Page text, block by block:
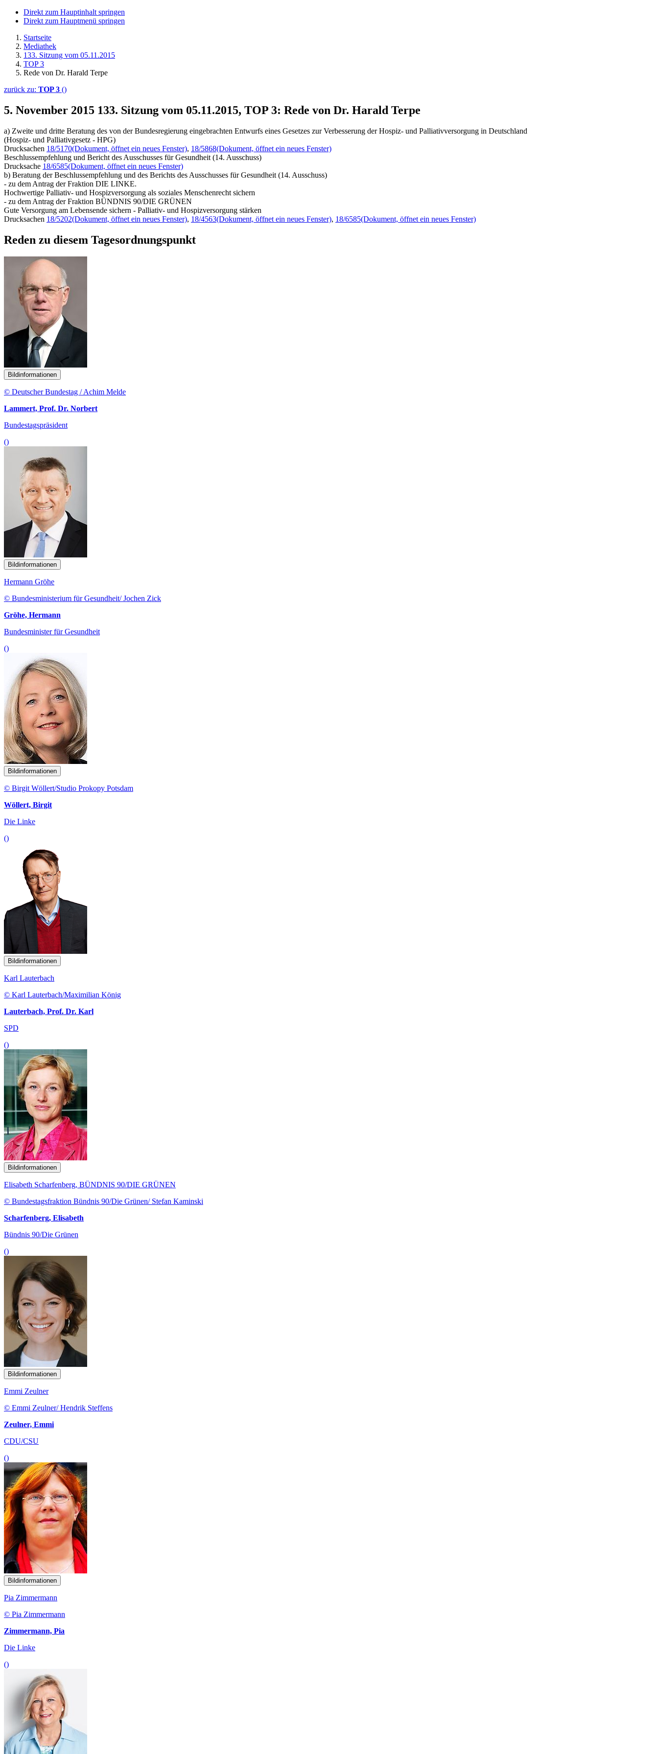
Direkt zum Hauptinhalt springen
Direkt zum Hauptmenü springen
Startseite
Mediathek
133. Sitzung vom 05.11.2015
TOP 3
Rede von Dr. Harald Terpe
zurück zu: TOP 3 ()
5. November 2015 133. Sitzung vom 05.11.2015, TOP 3: Rede von Dr. Harald Terpe
a) Zweite und dritte Beratung des von der Bundesregierung eingebrachten Entwurfs eines Gesetzes zur Verbesserung der Hospiz- und Palliativversorgung in Deutschland
(Hospiz- und Palliativgesetz - HPG)
Drucksachen 18/5170(Dokument, öffnet ein neues Fenster), 18/5868(Dokument, öffnet ein neues Fenster)
Beschlussempfehlung und Bericht des Ausschusses für Gesundheit (14. Ausschuss)
Drucksache 18/6585(Dokument, öffnet ein neues Fenster)
b) Beratung der Beschlussempfehlung und des Berichts des Ausschusses für Gesundheit (14. Ausschuss)
- zu dem Antrag der Fraktion DIE LINKE.
Hochwertige Palliativ- und Hospizversorgung als soziales Menschenrecht sichern
- zu dem Antrag der Fraktion BÜNDNIS 90/DIE GRÜNEN
Gute Versorgung am Lebensende sichern - Palliativ- und Hospizversorgung stärken
Drucksachen 18/5202(Dokument, öffnet ein neues Fenster), 18/4563(Dokument, öffnet ein neues Fenster), 18/6585(Dokument, öffnet ein neues Fenster)
Reden zu diesem Tagesordnungspunkt
Bildinformationen
© Deutscher Bundestag / Achim Melde
Lammert, Prof. Dr. Norbert
Bundestagspräsident
()
Bildinformationen
Hermann Gröhe
© Bundesministerium für Gesundheit/ Jochen Zick
Gröhe, Hermann
Bundesminister für Gesundheit
()
Bildinformationen
© Birgit Wöllert/Studio Prokopy Potsdam
Wöllert, Birgit
Die Linke
()
Bildinformationen
Karl Lauterbach
© Karl Lauterbach/Maximilian König
Lauterbach, Prof. Dr. Karl
SPD
()
Bildinformationen
Elisabeth Scharfenberg, BÜNDNIS 90/DIE GRÜNEN
© Bundestagsfraktion Bündnis 90/Die Grünen/ Stefan Kaminski
Scharfenberg, Elisabeth
Bündnis 90/Die Grünen
()
Bildinformationen
Emmi Zeulner
© Emmi Zeulner/ Hendrik Steffens
Zeulner, Emmi
CDU/CSU
()
Bildinformationen
Pia Zimmermann
© Pia Zimmermann
Zimmermann, Pia
Die Linke
()